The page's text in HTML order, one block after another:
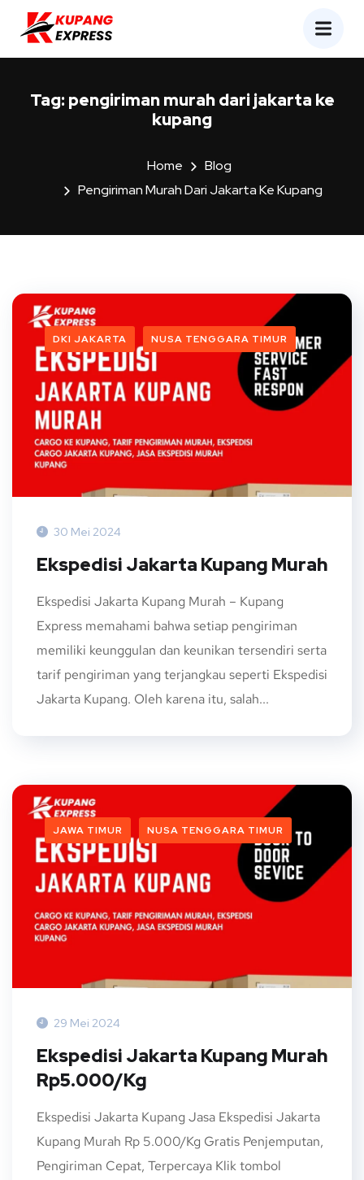
Tag: pengiriman murah dari jakarta ke
kupang
Home
Blog
Pengiriman Murah Dari Jakarta Ke Kupang
DKI JAKARTA NUSA TENGGARA TIMUR
30 Mei 2024
Ekspedisi Jakarta Kupang Murah
Ekspedisi Jakarta Kupang Murah – Kupang
Express memahami bahwa setiap pengiriman
memiliki keunggulan dan keunikan tersendiri serta
tarif pengiriman yang terjangkau seperti Ekspedisi
Jakarta Kupang. Oleh karena itu, salah...
JAWA TIMUR NUSA TENGGARA TIMUR
29 Mei 2024
Ekspedisi Jakarta Kupang Murah
Rp5.000/Kg
Ekspedisi Jakarta Kupang Jasa Ekspedisi Jakarta
Kupang Murah Rp 5.000/Kg Gratis Penjemputan,
Pengiriman Cepat, Terpercaya Klik tombol